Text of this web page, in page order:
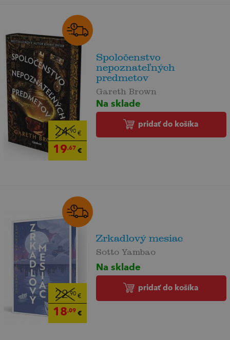
24,90€
19,67 €
Spoločenstvo
nepoznateľných
predmetov
Gareth Brown
Na sklade
pridať do košíka
22,90€
18,09€
Zrkadlový mesiac
Sotto Yambao
Na sklade
pridať do košíka